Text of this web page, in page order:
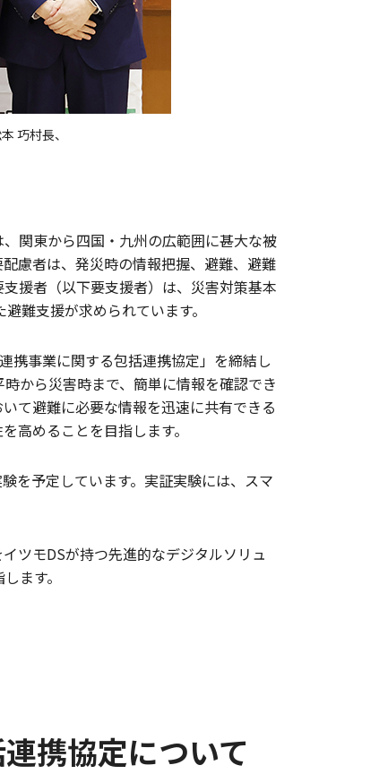
巧村長、
関東から四国・九州の広範囲に甚大な被
慮者は、発災時の情報把握、避難、避難
援者（以下要支援者）は、災害対策基本
難支援が求められています。
携事業に関する包括連携協定」を締結し
から災害時まで、簡単に情報を確認でき
て避難に必要な情報を迅速に共有できる
高めることを目指します。
を予定しています。実証実験には、スマ
ツモDSが持つ先進的なデジタルソリュ
ます。
携協定について